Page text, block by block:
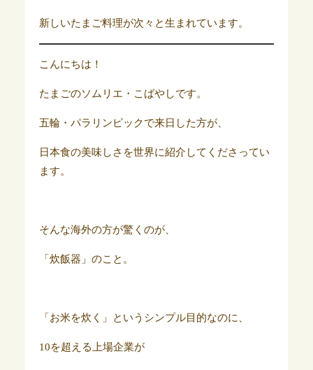
新しいたまご料理が次々と生まれています。
こんにちは！
たまごのソムリエ・こばやしです。
五輪・パラリンピックで来日した方が、
日本食の美味しさを世界に紹介してくださってい
ます。
そんな海外の方が驚くのが、
「炊飯器」のこと。
「お米を炊く」というシンプル目的なのに、
10を超える上場企業が